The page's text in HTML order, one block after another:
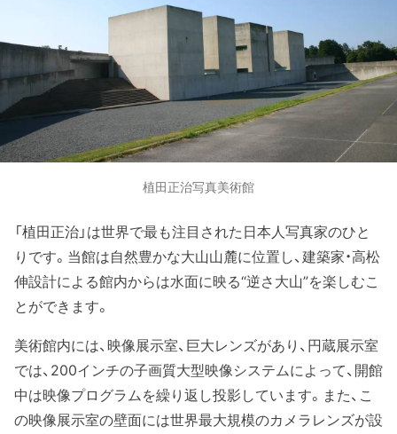
植田正治写真美術館
「植田正治」は世界で最も注目された日本人写真家のひと
りです。当館は自然豊かな大山山麓に位置し、建築家・高松
伸設計による館内からは水面に映る“逆さ大山”を楽しむこ
とができます。
美術館内には、映像展示室、巨大レンズがあり、円蔵展示室
では、200インチの子画質大型映像システムによって、開館
中は映像プログラムを繰り返し投影しています。また、こ
の映像展示室の壁面には世界最大規模のカメラレンズが設